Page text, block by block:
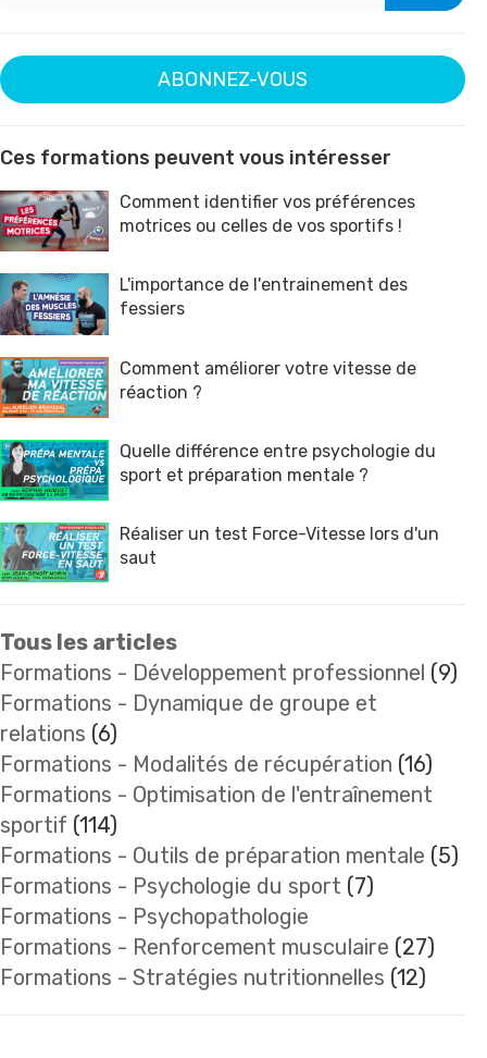
ABONNEZ-VOUS
Ces formations peuvent vous intéresser
Comment identifier vos préférences
motrices ou celles de vos sportifs !
L'importance de l'entrainement des
fessiers
Comment améliorer votre vitesse de
réaction ?
Quelle différence entre psychologie du
sport et préparation mentale ?
Réaliser un test Force-Vitesse lors d'un
saut
Tous les articles
Formations - Développement professionnel (9)
Formations - Dynamique de groupe et
relations (6)
Formations - Modalités de récupération (16)
Formations - Optimisation de l'entraînement
sportif (114)
Formations - Outils de préparation mentale (5)
Formations - Psychologie du sport (7)
Formations - Psychopathologie
Formations - Renforcement musculaire (27)
Formations - Stratégies nutritionnelles (12)